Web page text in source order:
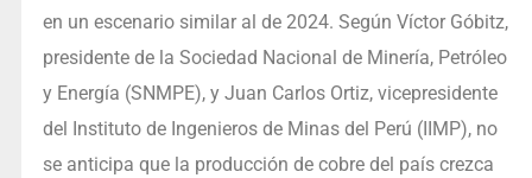
en un escenario similar al de 2024. Según Víctor Góbitz,
presidente de la Sociedad Nacional de Minería, Petróleo
y Energía (SNMPE), y Juan Carlos Ortiz, vicepresidente
del Instituto de Ingenieros de Minas del Perú (IIMP), no
se anticipa que la producción de cobre del país crezca